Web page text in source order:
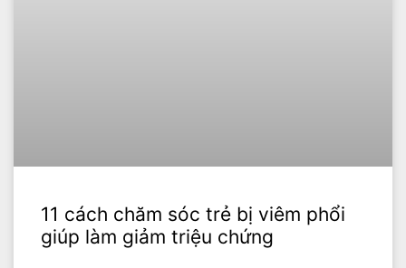
11 cách chăm sóc trẻ bị viêm phổi
giúp làm giảm triệu chứng